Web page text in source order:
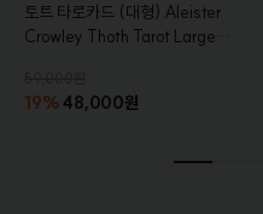
토트 타로카드 (대형) Aleister
Crowley Thoth Tarot Large
19% 48,000원